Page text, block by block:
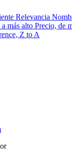
Relevancia
más alto Precio, de
Z to A